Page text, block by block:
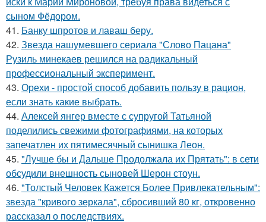
сыном Фёдором.
41. Банку шпротов и лаваш беру.
42. Звезда нашумевшего сериала "Слово Пацана"
Рузиль минекаев решился на радикальный
профессиональный эксперимент.
43. Орехи - простой способ добавить пользу в рацион,
если знать какие выбрать.
44. Алексей янгер вместе с супругой Татьяной
поделились свежими фотографиями, на которых
запечатлен их пятимесячный сынишка Леон.
45. "Лучше бы и Дальше Продолжала их Прятать": в сети
обсудили внешность сыновей Шерон стоун.
46. "Толстый Человек Кажется Более Привлекательным":
звезда "кривого зеркала", сбросивший 80 кг, откровенно
рассказал о последствиях.